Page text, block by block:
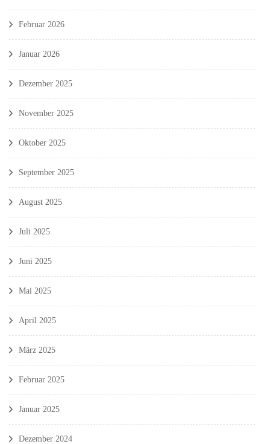
Februar 2026
Januar 2026
Dezember 2025
November 2025
Oktober 2025
September 2025
August 2025
Juli 2025
Juni 2025
Mai 2025
April 2025
März 2025
Februar 2025
Januar 2025
Dezember 2024